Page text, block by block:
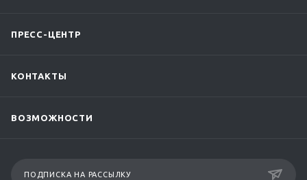
ПРЕСС-ЦЕНТР
КОНТАКТЫ
ВОЗМОЖНОСТИ
ПОДПИСКА НА РАССЫЛКУ